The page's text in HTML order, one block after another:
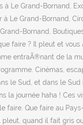
Le Grand-Bornand,
Le Grand-Bornand,
Bornand,
faire ? Il pleut et
entraÃ®nant de la
Cinémas,
le Sud, et dans le
la journée haha !
faire. Que faire au
quand il fait gris